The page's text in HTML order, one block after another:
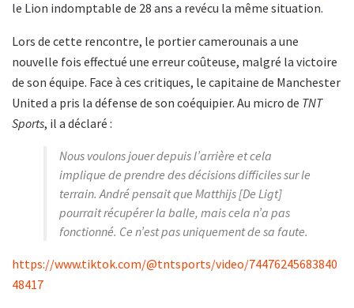
le Lion indomptable de 28 ans a revécu la même situation.
Lors de cette rencontre, le portier camerounais a une
nouvelle fois effectué une erreur coûteuse, malgré la victoire
de son équipe. Face à ces critiques, le capitaine de Manchester
United a pris la défense de son coéquipier. Au micro de TNT
Sports, il a déclaré :
Nous voulons jouer depuis l’arrière et cela
implique de prendre des décisions difficiles sur le
terrain. André pensait que Matthijs [De Ligt]
pourrait récupérer la balle, mais cela n’a pas
fonctionné. Ce n’est pas uniquement de sa faute.
https://www.tiktok.com/@tntsports/video/74476245683840
48417